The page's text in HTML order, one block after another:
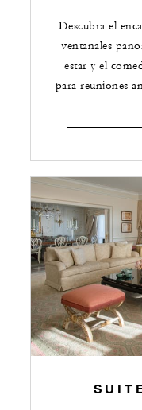
Descubra el
ventanales
estar y el
para reuniones